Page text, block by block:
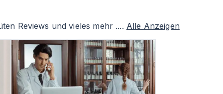
Reviews und vieles mehr .... Alle Anzeigen